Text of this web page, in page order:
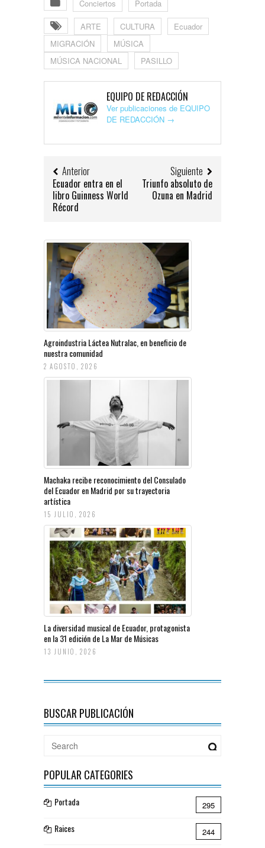
Conciertos Portada
ARTE CULTURA
Ecuador
MIGRACIÓN
MÚSICA
MÚSICA NACIONAL
PASILLO
EQUIPO DE REDACCIÓN
Ver publicaciones de EQUIPO
DE REDACCIÓN →
Anterior
Ecuador entra en el
libro Guinness World
Récord
Siguiente
Triunfo absoluto de
Ozuna en Madrid
Agroindustria Láctea Nutralac, en beneficio de
nuestra comunidad
2 AGOSTO, 2026
Machaka recibe reconocimiento del Consulado
del Ecuador en Madrid por su trayectoria
artística
15 JULIO, 2026
La diversidad musical de Ecuador, protagonista
en la 31 edición de La Mar de Músicas
13 JUNIO, 2026
BUSCAR PUBLICACIÓN
POPULAR CATEGORIES
Portada 295
Raices 244